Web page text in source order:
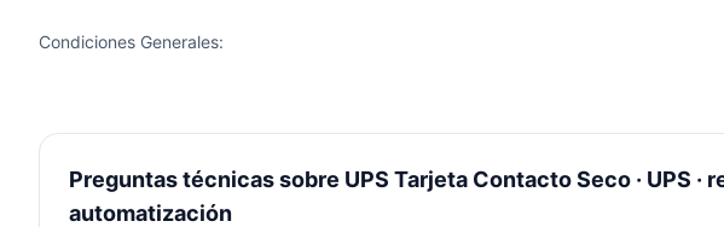
Condiciones Generales:
Preguntas técnicas sobre UPS Tarjeta Contacto Seco · UPS ·
automatización